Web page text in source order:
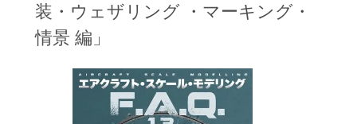
装・ウェザリング ・マーキング・
情景 編」